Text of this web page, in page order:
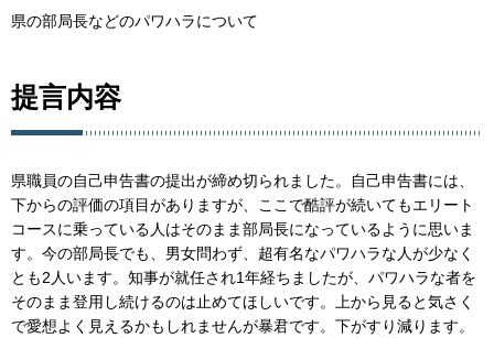
県の部局長などのパワハラについて
提言内容
県職員の自己申告書の提出が締め切られました。自己申告書には、
下からの評価の項目がありますが、ここで酷評が続いてもエリート
コースに乗っている人はそのまま部局長になっているように思いま
す。今の部局長でも、男女問わず、超有名なパワハラな人が少なく
とも2人います。知事が就任され1年経ちましたが、パワハラな者を
そのまま登用し続けるのは止めてほしいです。上から見ると気さく
で愛想よく見えるかもしれませんが暴君です。下がすり減ります。